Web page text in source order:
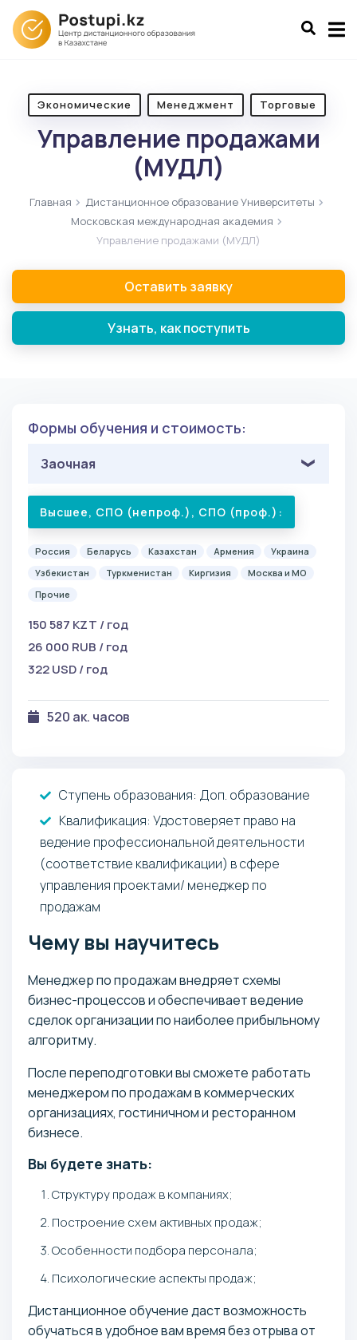
Экономические Менеджмент Торговые
Управление продажами
(МУДЛ)
Главная
Дистанционное образование Университеты
Московская международная академия
Управление продажами (МУДЛ)
Оставить заявку
Узнать, как поступить
Формы обучения и стоимость:
Заочная
Высшее, СПО (непроф.), СПО (проф.):
Россия Беларусь Казахстан Армения
Украина
Узбекистан
Туркменистан Киргизия
Москва и МО
Прочие
150 587 KZT / год
26 000 RUB / год
322 USD / год
520 ак. часов
Ступень образования: Доп. образование
Квалификация: Удостоверяет право на
ведение профессиональной деятельности
(соответствие квалификации) в сфере
управления проектами/ менеджер по
продажам
Чему вы научитесь
Менеджер по продажам внедряет схемы
бизнес-процессов и обеспечивает ведение
сделок организации по наиболее прибыльному
алгоритму.
После переподготовки вы сможете работать
менеджером по продажам в коммерческих
организациях, гостиничном и ресторанном
бизнесе.
Вы будете знать:
Структуру продаж в компаниях;
Построение схем активных продаж;
Особенности подбора персонала;
Психологические аспекты продаж;
Дистанционное обучение даст возможность
обучаться в удобное вам время без отрыва от